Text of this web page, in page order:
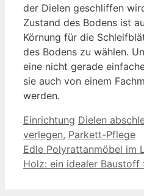
der Dielen geschliffen
Zustand des Bodens ist
Körnung für die
des Bodens zu wählen.
eine nicht gerade
sie auch von einem
werden.
Kategorien
Einrichtung Schlagwörter
Dielen
verlegen, Parkett-Pflege
Edle Polyrattanmöbel im
Holz: ein idealer Baustoff